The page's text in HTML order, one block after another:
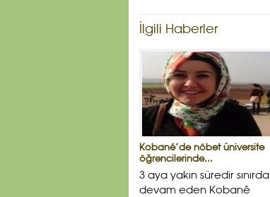
İlgili Haberler
Kobané’de nöbet üniversite
öğrencilerinde...
3 aya yakın süredir sınırda
devam eden Kobanê